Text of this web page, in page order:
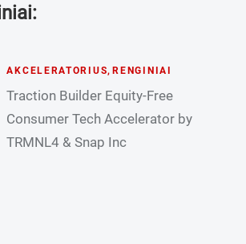
AKCELERATORIUS, RENGINIAI
Traction Builder Equity-Free
Consumer Tech Accelerator by
TRMNL4 & Snap Inc